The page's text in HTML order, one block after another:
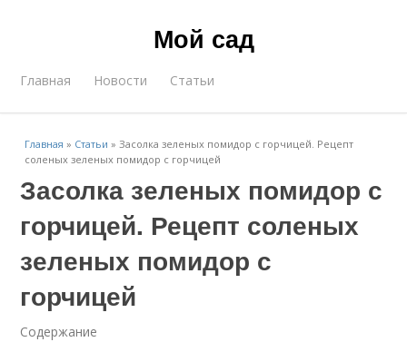
Мой сад
Главная Новости Статьи
Главная » Статьи »Засолка зеленых помидор с горчицей. Рецепт
соленых зеленых помидор с горчицей
Засолка зеленых помидор с
горчицей. Рецепт соленых
зеленых помидор с
горчицей
Содержание